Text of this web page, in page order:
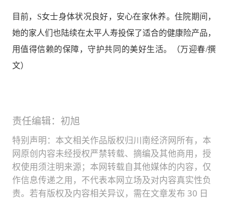
目前，S女士身体状况良好，安心在家休养。住院期间，
她的家人们也陆续在太平人寿投保了适合的健康险产品，
用值得信赖的保障，守护共同的美好生活。（万迎春/撰
文）
责任编辑：初旭
特别声明：本文相关作品版权归川南经济网所有，本
网原创内容未经授权严禁转载、摘编及其他商用，授
权使用须注明来源；本网转载自其他媒体的内容，仅
作信息传递之用，不代表本网立场及对内容真实性负
责。若有版权及内容相关异议，需在文章发布 30 日